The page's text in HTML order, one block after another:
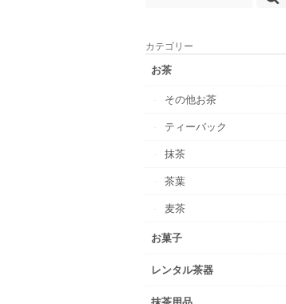
カテゴリー
お茶
その他お茶
ティーバック
抹茶
茶葉
麦茶
お菓子
レンタル茶器